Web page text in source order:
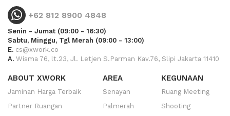
+62 812 8900 4848
Senin - Jumat (09:00 - 16:30)
Sabtu, Minggu, Tgl Merah (09:00 - 13:00)
E. cs@xwork.co
A. Wisma 76, lt.23, Jl. Letjen S.Parman Kav.76, Slipi Jakarta 11410
ABOUT XWORK
Jaminan Harga Terbaik
Partner Ruangan
AREA
Senayan
Palmerah
KEGUNAAN
Ruang Meeting
Shooting